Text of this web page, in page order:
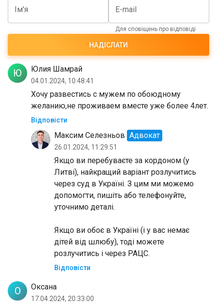
Ім'я E-mail
Для сповіщень про відповіді
НАДІСЛАТИ
Ю Юлия Шамрай
04.01.2024, 10:48:41
Хочу развестись с мужем по обоюдному
желанию,не проживаем вместе уже более 4лет.
Відповісти
Максим Селезньов Адвокат
26.01.2024, 11:29:51
Якщо ви перебуваєте за кордоном (у
Литві), найкращий варіант розлучитись
через суд в Україні. З цим ми можемо
допомогти, пишіть або телефонуйте,
уточнимо деталі.
Якщо ви обоє в Україні (і у вас немає
дітей від шлюбу), тоді можете
розлучитись і через РАЦС.
Відповісти
О Оксана
17.04.2024, 20:33:00